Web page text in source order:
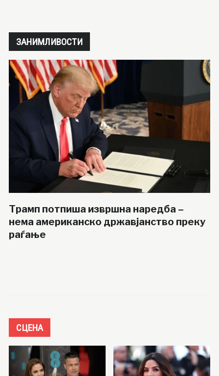
ЗАНИМЛИВОСТИ
Трамп потпиша извршна наредба –
нема американско државјанство преку
раѓање
СЦЕНА